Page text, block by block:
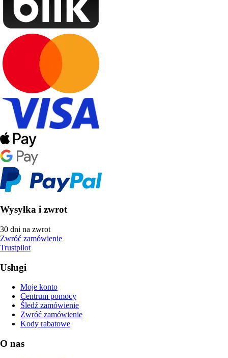
Wysyłka i zwrot
30 dni na zwrot
Zwróć zamówienie
Trustpilot
Usługi
Moje konto
Centrum pomocy
Śledź zamówienie
Zwróć zamówienie
Kody rabatowe
O nas